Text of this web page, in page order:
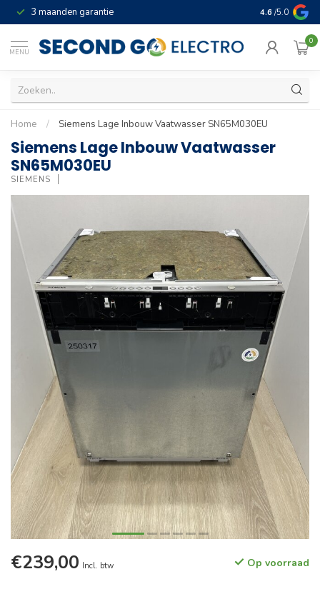
3 maanden garantie Geld terug
4.6 /5.0
MENU
0
Home / Siemens Lage Inbouw Vaatwasser SN65M030EU
Siemens Lage Inbouw Vaatwasser
SN65M030EU
SIEMENS
€239,00 Incl. btw Op voorraad